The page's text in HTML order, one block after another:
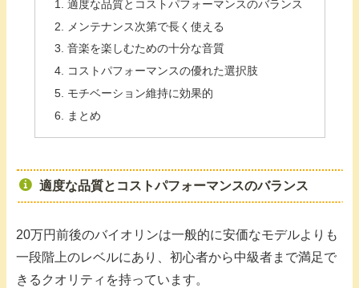
適度な品質とコストパフォーマンスのバランス
メンテナンス次第で長く使える
音楽を楽しむための十分な音質
コストパフォーマンスの優れた選択肢
モチベーション維持に効果的
まとめ
適度な品質とコストパフォーマンスのバランス
20万円前後のバイオリンは一般的に安価なモデルよりも
一段階上のレベルにあり、初心者から中級者まで満足で
きるクオリティを持っています。